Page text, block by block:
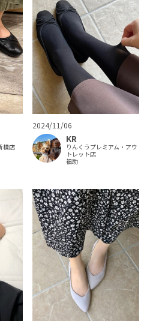
橋店
2024/11/06
KR
りんくうプレミアム・アウ
トレット店
福助